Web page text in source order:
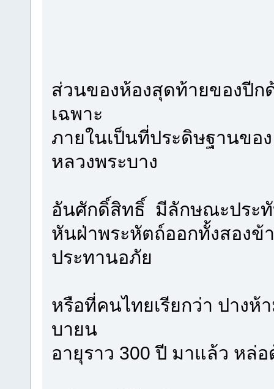
ส่วนของห้องสุดท้ายของปีก
เฉพาะ
ภายในเป็นที่ประดิษฐานของ
หลวงพระบาง
อันศักดิ์สิทธิ์ มีลักษณะประ
หันฝ่าพระหัตถ์ออกทั้งสองข้า
ประทานอภัย
หรือที่คนไทยเรียกว่า ปางห้
บายน
อายุราว 300 ปี มาแล้ว หล่